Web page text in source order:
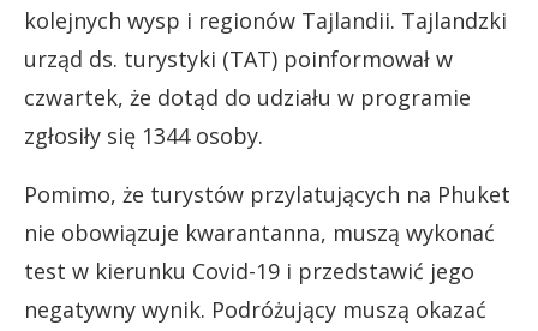
kolejnych wysp i regionów Tajlandii. Tajlandzki
urząd ds. turystyki (TAT) poinformował w
czwartek, że dotąd do udziału w programie
zgłosiły się 1344 osoby.
Pomimo, że turystów przylatujących na Phuket
nie obowiązuje kwarantanna, muszą wykonać
test w kierunku Covid-19 i przedstawić jego
negatywny wynik. Podróżujący muszą okazać